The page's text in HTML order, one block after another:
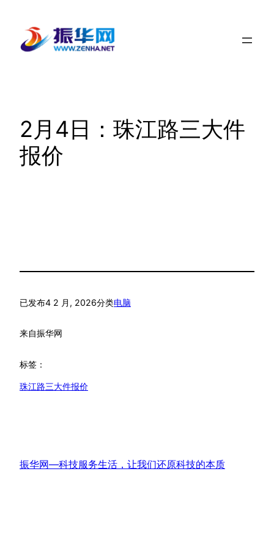
2月4日：珠江路三大件
报价
已发布4 2 月, 2026分类电脑
来自振华网
标签：
珠江路三大件报价
振华网—科技服务生活，让我们还原科技的本质